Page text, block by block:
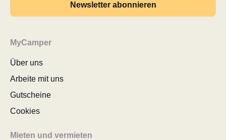
Newsletter abonnieren
MyCamper
Über uns
Arbeite mit uns
Gutscheine
Cookies
Mieten und vermieten